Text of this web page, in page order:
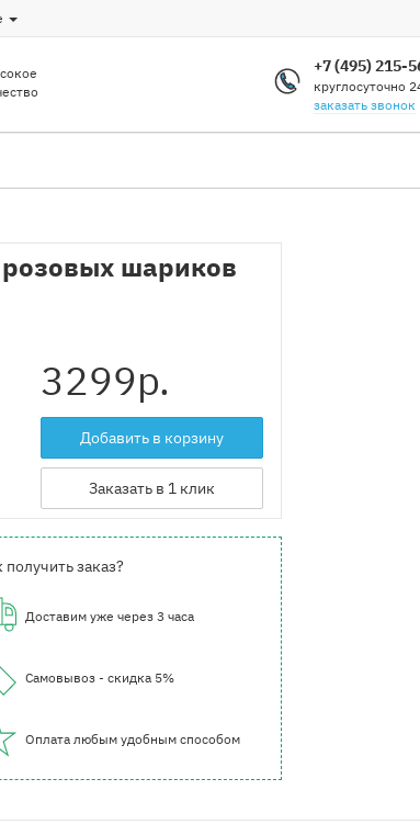
+7 (495) 215-
круглосуточно
заказать звонок
шариков
3299р.
Добавить в корзину
Заказать в 1 клик
получить заказ?
Доставим уже через 3 часа
Самовывоз - скидка 5%
Оплата любым удобным способом